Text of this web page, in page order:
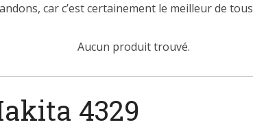
car c’est certainement le meilleur de
Aucun produit trouvé.
4329